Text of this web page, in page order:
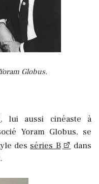
Globus.
, lui aussi cinéaste à
Yoram Globus, se
des séries B
dans